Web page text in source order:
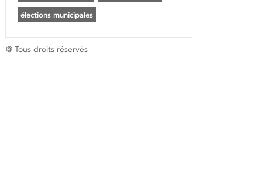
élections municipales
@ Tous droits réservés